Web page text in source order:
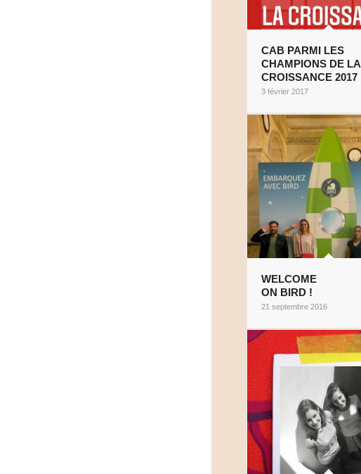
CAB PARMI LES
CHAMPIONS DE LA
CROISSANCE 2017
3 février 2017
WELCOME
ON BIRD !
21 septembre 2016